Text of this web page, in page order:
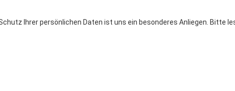
Ihrer persönlichen Daten ist uns ein besonderes Anliegen. Bitte